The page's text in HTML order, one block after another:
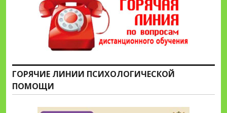
ГОРЯЧИЕ ЛИНИИ ПСИХОЛОГИЧЕСКОЙ
ПОМОЩИ